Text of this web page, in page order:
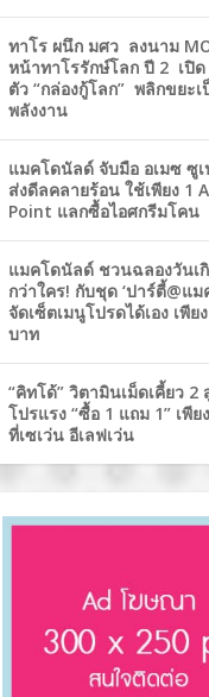
ทาโร ผนึก มศว ลงนาม
หน้าทาโรรักษ์โลก ปี 2 เปิด
ตัว “กล่องกู้โลก” พลิกขยะเ
พลังงาน
แมคโดนัลด์ จับมือ อเมซ ซู
ส่งดีลคลายร้อน ใช้เพียง 1
Point แลกซื้อไอศกรีมโคน
แมคโดนัลด์ ชวนฉลองวันเ
กว่าใคร! กับชุด ‘ปาร์ตี้@แม
จัดเซ็ตเมนูโปรดได้เอง เพีย
บาท
“คิทโด้” วิตามินเม็ดเคี้ยว 2
โปรแรง “ซื้อ 1 แถม 1” เพีย
ที่เซเว่น อีเลฟเว่น